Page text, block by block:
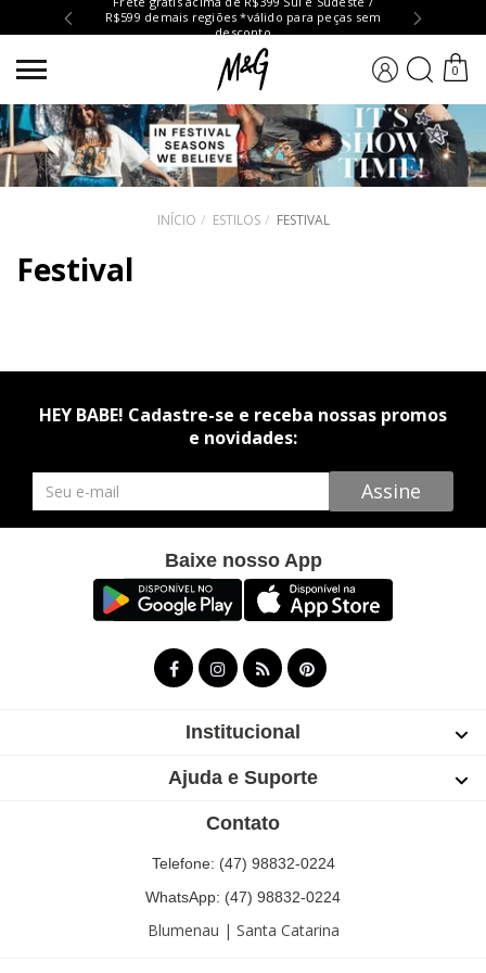
R$599 demais regiões *válido para peças sem
desconto
0
INÍCIO ESTILOS FESTIVAL
Festival
HEY BABE! Cadastre-se e receba nossas promos
e novidades:
Newsletter Assine
Baixe nosso App
Institucional
Ajuda e Suporte
Contato
Telefone: (47) 98832-0224
WhatsApp: (47) 98832-0224
Blumenau | Santa Catarina